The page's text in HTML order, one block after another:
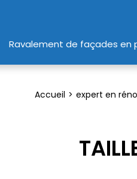
Ravalement de façades en
Accueil expert en